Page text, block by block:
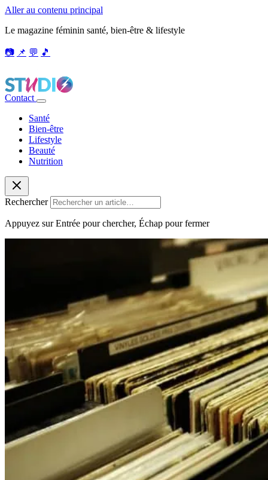
Aller au contenu principal
Le magazine féminin santé, bien-être & lifestyle
📷 📌 💬 🎵
Contact
Santé
Bien-être
Lifestyle
Beauté
Nutrition
Rechercher
Appuyez sur Entrée pour chercher, Échap pour fermer